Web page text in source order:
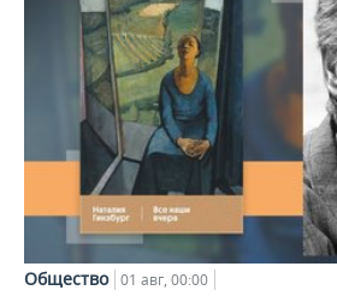
Общество 01 авг, 00:00